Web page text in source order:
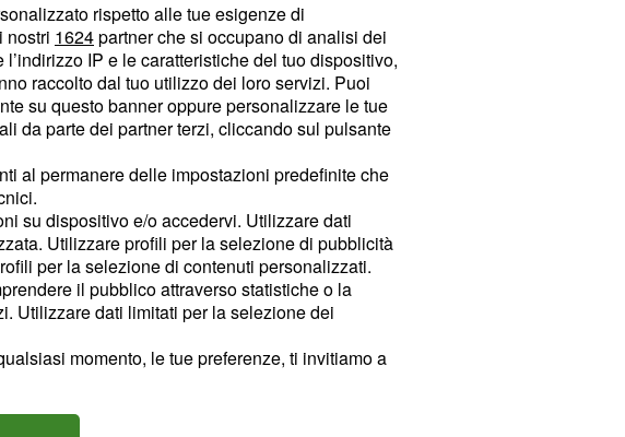
rispetto alle tue esigenze di
nostri 1624partner che si occupano di analisi dei
IP e le caratteristiche del tuo dispositivo,
raccolto dal tuo utilizzo dei loro servizi. Puoi
su questo banner oppure personalizzare le tue
da parte dei partner terzi, cliccando sul pulsante
al permanere delle impostazioni predefinite che
su dispositivo e/o accedervi. Utilizzare dati
Utilizzare profili per la selezione di pubblicità
per la selezione di contenuti personalizzati.
il pubblico attraverso statistiche o la
Utilizzare dati limitati per la selezione dei
momento, le tue preferenze, ti invitiamo a